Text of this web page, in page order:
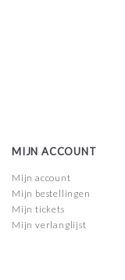
MIJN ACCOUNT
Mijn account
Mijn bestellingen
Mijn tickets
Mijn verlanglijst